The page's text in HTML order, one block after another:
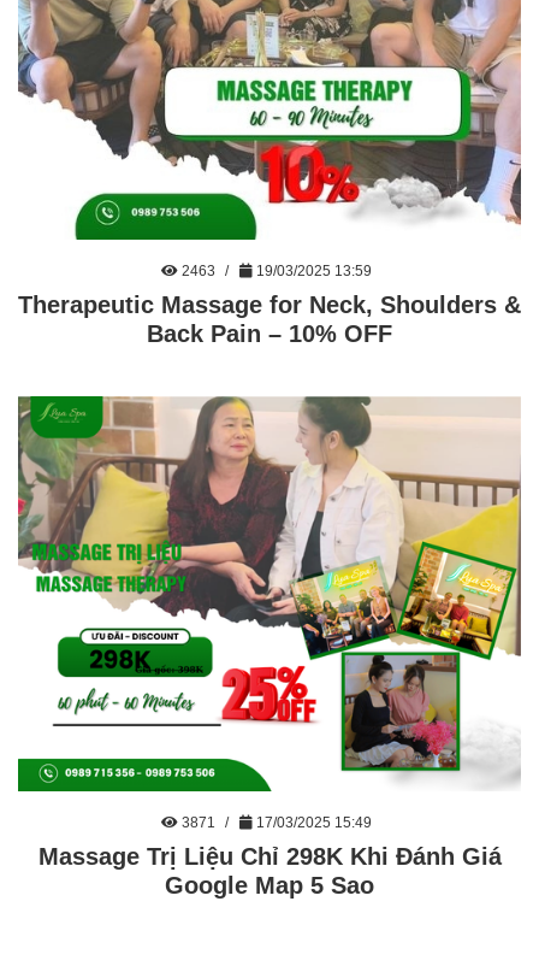
2463 19/03/2025 13:59
Therapeutic Massage for Neck, Shoulders &
Back Pain – 10% OFF
3871 17/03/2025 15:49
Massage Trị Liệu Chỉ 298K Khi Đánh Giá
Google Map 5 Sao